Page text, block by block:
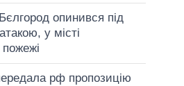
опинився під
у місті
рф пропозицію